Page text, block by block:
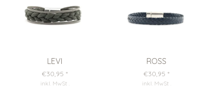
LEVI
€30,95 *
inkl. MwSt
ROSS
€30,95 *
inkl. MwSt